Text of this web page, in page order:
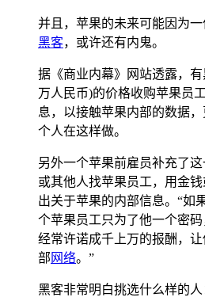
并且，苹果的未来可能因为一
黑客，或许还有内鬼。
据《商业内幕》网站透露，
万人民币)的价格收购苹果员
息，以接触苹果内部的数据
个人在这样做。
另外一个苹果前雇员补充了
或其他人找苹果员工，用金
出关于苹果的内部信息。“如
个苹果员工只为了他一个密码
经常许诺成千上万的报酬，
部 网络。”
黑客非常明白挑选什么样的